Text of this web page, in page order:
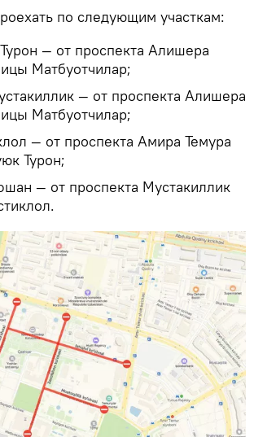
по следующим участкам:
— от проспекта Алишера
Матбуотчилар;
— от проспекта Алишера
Матбуотчилар;
— от проспекта Амира Темура
Турон;
— от проспекта Мустакиллик